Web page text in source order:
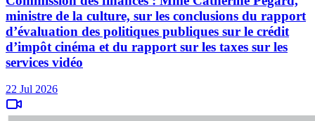
ministre de la culture, sur les conclusions du rapport
d’évaluation des politiques publiques sur le crédit
d’impôt cinéma et du rapport sur les taxes sur les
services vidéo
22 Jul 2026